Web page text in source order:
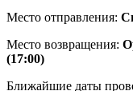
Место отправления:
Место возвращения:
(17:00)
Ближайшие даты